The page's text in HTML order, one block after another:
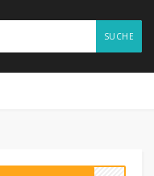
SUCHE